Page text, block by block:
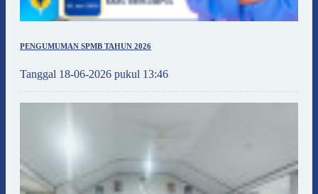
PENGUMUMAN SPMB TAHUN 2026
Tanggal 18-06-2026 pukul 13:46